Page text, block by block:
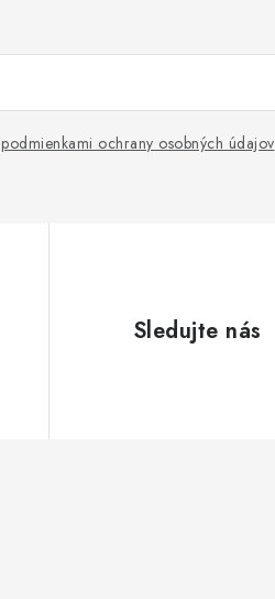
podmienkami ochrany osobných údajov